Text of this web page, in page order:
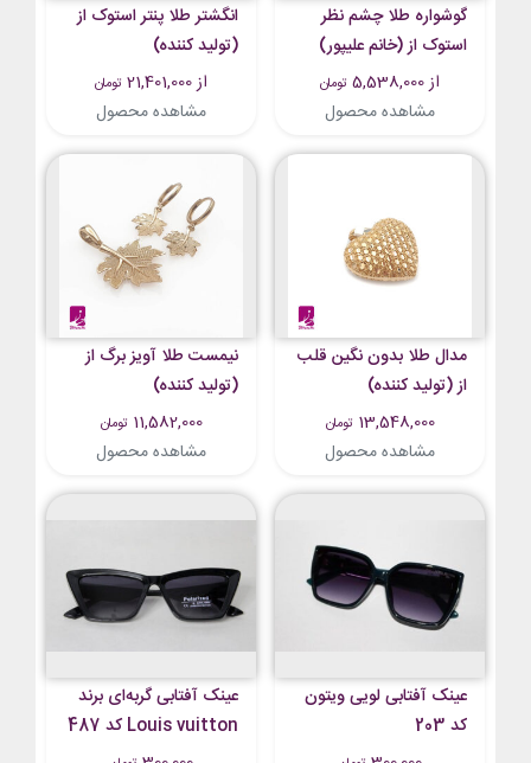
گوشواره طلا چشم نظر
استوک از (خانم علیپور)
از 5,538,000
تومان
مشاهده محصول
انگشتر طلا پنتر استوک از
(تولید کننده)
از 21,401,000
تومان
مشاهده محصول
مدال طلا بدون نگین قلب
از (تولید کننده)
13,548,000 تومان
مشاهده محصول
نیمست طلا آویز برگ از
(تولید کننده)
11,582,000 تومان
مشاهده محصول
عینک آفتابی لویی ویتون
کد 203
عینک آفتابی گربه‌ای برند
Louis vuitton کد 487